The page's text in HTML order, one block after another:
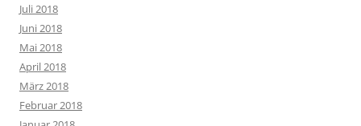
Juli 2018
Juni 2018
Mai 2018
April 2018
März 2018
Februar 2018